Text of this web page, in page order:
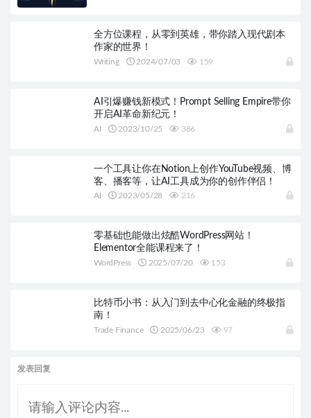
全方位课程，从零到英雄，带你踏入现代剧本
作家的世界！
Writing 2024/07/03 159
AI引爆赚钱新模式！Prompt Selling Empire带你
开启AI革命新纪元！
AI 2023/10/25 386
一个工具让你在Notion上创作YouTube视频、博
客、播客等，让AI工具成为你的创作伴侣！
AI 2023/05/28 216
零基础也能做出炫酷WordPress网站！
Elementor全能课程来了！
WordPress 2025/07/20 153
比特币小书：从入门到去中心化金融的终极指
南！
Trade Finance 2025/06/23 97
发表回复